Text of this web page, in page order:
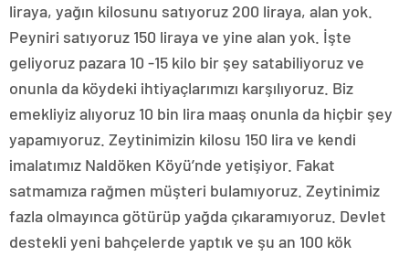
liraya, yağın kilosunu satıyoruz 200 liraya, alan yok.
Peyniri satıyoruz 150 liraya ve yine alan yok. İşte
geliyoruz pazara 10 -15 kilo bir şey satabiliyoruz ve
onunla da köydeki ihtiyaçlarımızı karşılıyoruz. Biz
emekliyiz alıyoruz 10 bin lira maaş onunla da hiçbir şey
yapamıyoruz. Zeytinimizin kilosu 150 lira ve kendi
imalatımız Naldöken Köyü’nde yetişiyor. Fakat
satmamıza rağmen müşteri bulamıyoruz. Zeytinimiz
fazla olmayınca götürüp yağda çıkaramıyoruz. Devlet
destekli yeni bahçelerde yaptık ve şu an 100 kök